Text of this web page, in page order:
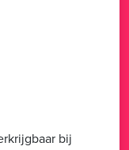
bij